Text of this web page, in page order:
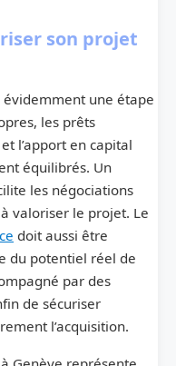
son projet
une étape
les prêts
l’apport en capital
équilibrés. Un
les négociations
valoriser le projet. Le
doit aussi être
du potentiel réel de
par des
de sécuriser
l’acquisition.